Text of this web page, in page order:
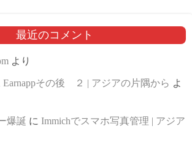
最近のコメント
より
Earnappその後 ２ | アジアの片隅から よ
爆誕 に Immichでスマホ写真管理 | アジア